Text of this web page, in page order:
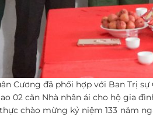
Cương đã phối hợp với Ban Trị
02 căn Nhà nhân ái cho hộ gia
chào mừng kỷ niệm 133 năm